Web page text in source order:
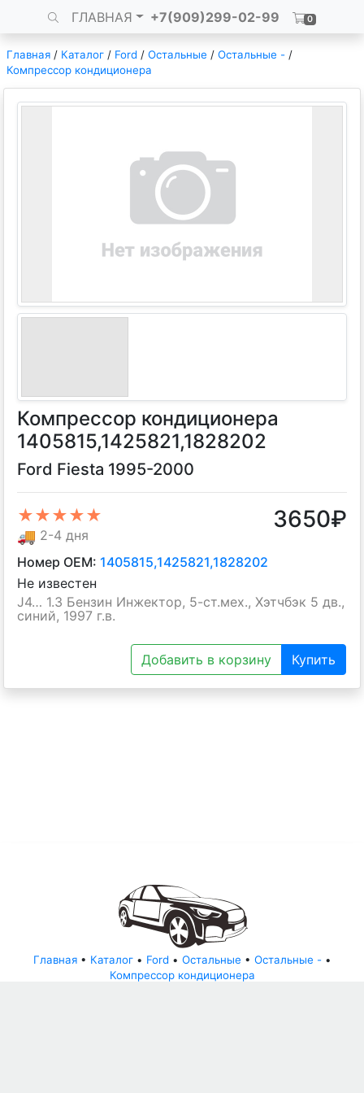
ГЛАВНАЯ +7(909)299-02-99 0
Главная / Каталог / Ford / Остальные / Остальные - /
Компрессор кондиционера
Компрессор кондиционера
1405815,1425821,1828202
Ford Fiesta 1995-2000
★★★★★
🚚 2-4 дня
3650₽
Номер OEM: 1405815,1425821,1828202
Не известен
J4… 1.3 Бензин Инжектор, 5-ст.мех., Хэтчбэк 5 дв.,
синий, 1997 г.в.
Добавить в корзину Купить
Главная• Каталог• Ford • Остальные • Остальные - •
Компрессор кондиционера